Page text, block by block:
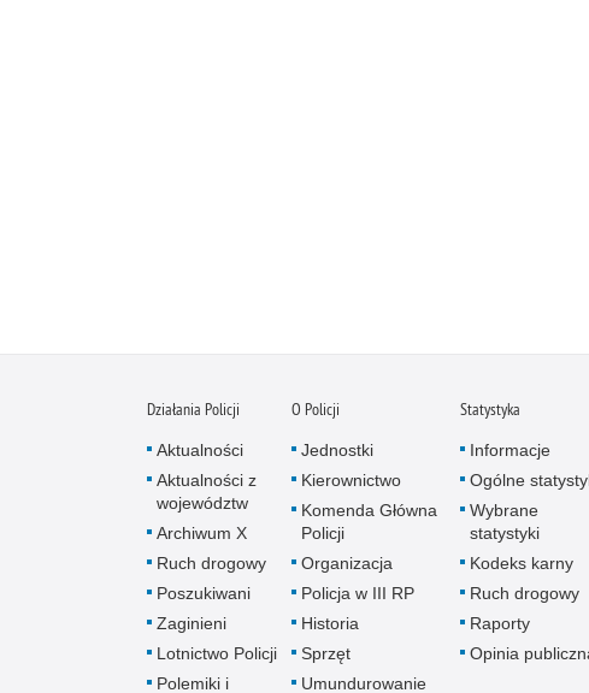
Działania Policji
Aktualności
Aktualności z
województw
Archiwum X
Ruch drogowy
Poszukiwani
Zaginieni
Lotnictwo Policji
Polemiki i
O Policji
Jednostki
Kierownictwo
Komenda Główna
Policji
Organizacja
Policja w III RP
Historia
Sprzęt
Umundurowanie
Statystyka
Informacje
Ogólne
Wybrane
statystyki
Kodeks karny
Ruch drogowy
Raporty
Opinia